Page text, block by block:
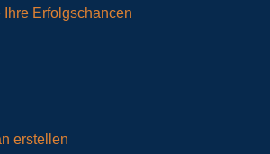
Erfolgschancen
erstellen